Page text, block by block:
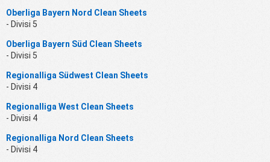
Oberliga Bayern Nord Clean Sheets
- Divisi 5
Oberliga Bayern Süd Clean Sheets
- Divisi 5
Regionalliga Südwest Clean Sheets
- Divisi 4
Regionalliga West Clean Sheets
- Divisi 4
Regionalliga Nord Clean Sheets
- Divisi 4